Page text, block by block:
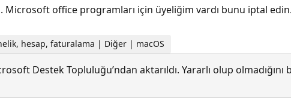
office programları için üyeliğim vardı bunu iptal
hesap, faturalama | Diğer | macOS
Destek Topluluğu’ndan aktarıldı. Yararlı olup